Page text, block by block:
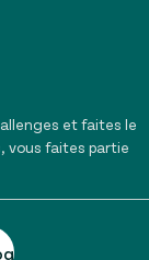
et faites le
vous faites partie